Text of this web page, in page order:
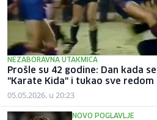
NEZABORAVNA UTAKMICA
Prošle su 42 godine: Dan kada
"Karate Kida" i tukao sve redom
05.05.2026. u 20:23
NOVO POGLAVLJE